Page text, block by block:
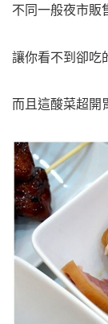
不同一般夜市販
讓你看不到卻吃
而且這酸菜超開